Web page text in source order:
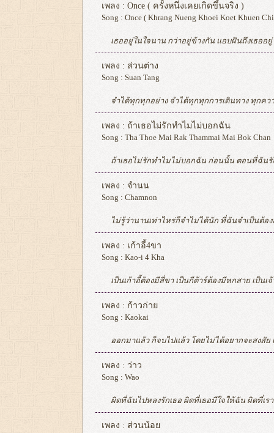
เพลง : Once ( ครั้งหนึ่งเคยเกิดขึ้นจริง )
Song : Once ( Khrang Nueng Khoei Koet Khuen
เธออยู่ในใจนาน กว่าอยู่ข้างกัน แอบฝันถึงเธออยู่ แค่อยากให้รู้ว่าคิดถึงเธอแค่ไหน กอดดวงใจ เธอคงไม่ย้อนคืนมา หลับตาและคิดถึงเรื่องดีดี ขอบคุณที่ครั้งหนึ่งมันเคยเกิดขึ้นจริง ช่วยบอกกันทีเธอทำอย่างไร เสกให้คิดถึงเธอ ให้จดจำเสมอ แม้เธอเดินจากไปไกล หยุดให้เวลาไม่เดินต่อไป ยิ่งฝืนลืมเท่าไหร่ ภาพเก่าในใจฉัน ก็หวนขึ้นมาซ้ำซ้ำ เธอคงลืมคนนี้จนเลือนหาย สุดท้
เพลง : ส่วนต่าง
Song : Suan Tang
จำได้ทุกทุกอย่าง จำได้ทุกทุกการเดินทาง ทุกความฝันในตอนที่ฉันยังยืนข้างเธอ แต่ก่อน เปลี่ยนไปทุกทุกอย่าง อยู่ไกลกันคนละเส้นทาง แต่ยังเห็นสิ่งที่เธอนั้นเคยพยายาม ไม่ต้องกลัวสักนิด อย่าคิดว่ามันจะสาย เธอเก่งจะตาย โดยไม่ต้องมีฉันข้างเธอ เห็นไหม เธอทำได้ดี โดยไม่ต้องมีฉันอยู่ ก็รู้เธอทำได้ทุกอย่าง ดูแล ตัวเ
เพลง : ถ้าเธอไม่รักทำไมไม่บอกฉัน
Song : Tha Thoe Mai Rak Thammai Mai Bok Chan
ถ้าเธอไม่รักทำไมไม่บอกฉัน ก่อนนั้น ตอนที่ฉันรักหมดใจ ถ้าเธอไม่รักทำไมไม่บอกฉัน ก่อนนั้น ทั้งที่คำนั้นช่างง่าย ดาย ไม่บอกฉัน ก่อนนั้น ตอนที่ฉันรักแต่เธอหมดหัว..ใจ.. ไม่เ
เพลง : จำนน
Song : Chamnon
ไม่รู้ว่านานเท่าไหร่ก็จำไม่ได้นัก ที่ฉันจำเป็นต้องอยู่อย่างคนที่แอบรัก ต่อให้ฉันให้เธอร้อย มันก็น้อยไป คนที่รอ คนที่คอย ได้แต่น้อยใจ ถึงฉันจะทำอะไรทุกอย่างไปมากสักแค่ไหน ไม่มีสักครั้งที่คล้ายว่าเธอนั้นจะหวั่นไหว คนไม่รัก คือไม่รัก ก็ต้องเข้าใจ คนคนนั้น ไม่ใช่ฉัน จะให้ทำไง ถึงฉันไม่ได้ต้องการจะไป แต่ยังไงก็คงจะต้องลา เมื่อเธอนั้นให้คำตอบมาทางสายตา ก็คงต้องยอ
เพลง : เก้าอี้4ขา
Song : Kao-i 4 Kha
เป็นเก้าอี้ต้องมีสี่ขา เป็นกีต้าร์ต้องมีหกสาย เป็นเจ้าหญิงต้องมีเจ้าชาย เป็นอะไรก็ได้ เป็นวงแหวนรอบรอบดาวเสาร์ เป็นยูนิคอร์นก็ต้องมีเขา เป็นจุดสีบนซาลาเปา เป็นอะไรก็ได้ แค่มีเธอ ในจักรวาลที่มีสิ่งของมากมาย มีเธอคนเดียวที่ฉันไม่คิดทำลาย ให้เป็นอะไรก็ได้ I’ll be fine คือคนสุดท้าย my last
เพลง : ก้าวก่าย
Song : Kaokai
ออกมาแล้ว ก็จบไปแล้ว โดยไม่ได้อยากจะสงสัย เธอเป็นยังไงไม่มีสิทธิ์ถาม ตัดไปแล้ว จบจริงจริงแล้วครั้งนี้ นานมาแล้ว ก็ผ่านไปแล้ว แต่ในใจก็ดูจะยังลืมเธอให้จริงไม่ได้สักที อยู่ลำพัง แต่ตอนนี้เธอมีเขาอยู่ ฉันพยายาม เปิดตัวเองให้หัวใจ ได้ลองรักใครใหม่ แบบที่เธอรักเขา ยิ่งอยากจะลืมเท่าไร ก็ยังมีแค่สองเรา อยากจะไปแต่ไปไม่ได้ ใจที่มันเดียวดาย รักแค่เพียงแต่เธอ อยากจะไปแต่ยังพร่ำเพ้อ ท
เพลง : ว่าว
Song : Wao
ผิดที่ฉันไปหลงรักเธอ ผิดที่เธอมีใจให้ฉัน ผิดที่เราสองคนรักกัน แต่เธอนั้นยังมีเจ้าของ เธอคือรักที่ลมพัดมา ช่วงเวลาแค่เพียงสั้นสั้น อีกไม่นานก็ต้องเลิกกัน กับความรักที่ไม่มี วันจะได้ครอบครอง ปล่อยให้ลอย ละลอย ปล่อยให้ลอย ละลอยละลอย ให้ความรักพัดพาฉันไป ตัวฉันเป็นเหมือนว่าวกระดาษ ขึ้นมาสูงก็เลยลำบาก เริ่มจะหนาวหัวใจ ปล่อยให้ลอย
เพลง : ส่วนน้อย